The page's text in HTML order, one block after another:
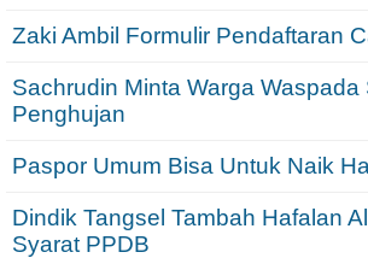
Zaki Ambil Formulir Pendaftaran
Sachrudin Minta Warga Waspada
Penghujan
Paspor Umum Bisa Untuk Naik
Dindik Tangsel Tambah Hafalan
Syarat PPDB